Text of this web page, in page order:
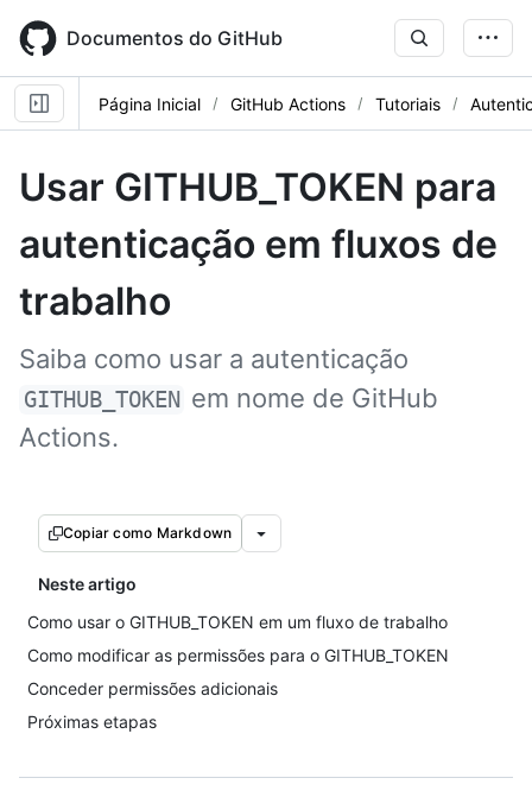
main
content
Documentos do GitHub
Página Inicial GitHub Actions Tutoriais
Usar GITHUB_TOKEN para
autenticação em fluxos de
trabalho
Saiba como usar a autenticação
GITHUB_TOKEN em nome de GitHub
Actions.
Copiar como Markdown
Neste artigo
Como usar o GITHUB_TOKEN em um fluxo de trabalho
Como modificar as permissões para o GITHUB_TOKEN
Conceder permissões adicionais
Próximas etapas